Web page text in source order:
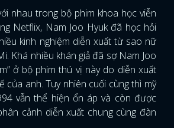
nhau trong bộ phim khoa học viễn
Netflix, Nam Joo Hyuk đã học hỏi
kinh nghiệm diễn xuất từ sao nữ
Khá nhiều khán giả đã sợ Nam Joo
ở bộ phim thú vị này do diễn xuất
của anh. Tuy nhiên cuối cùng thì mỹ
vẫn thể hiện ổn áp và còn được
cảnh diễn xuất chung cùng đàn